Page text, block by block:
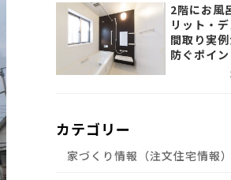
2階にお風
リット・
間取り実
防ぐポイ
カテゴリー
家づくり情報（注文住宅情報）